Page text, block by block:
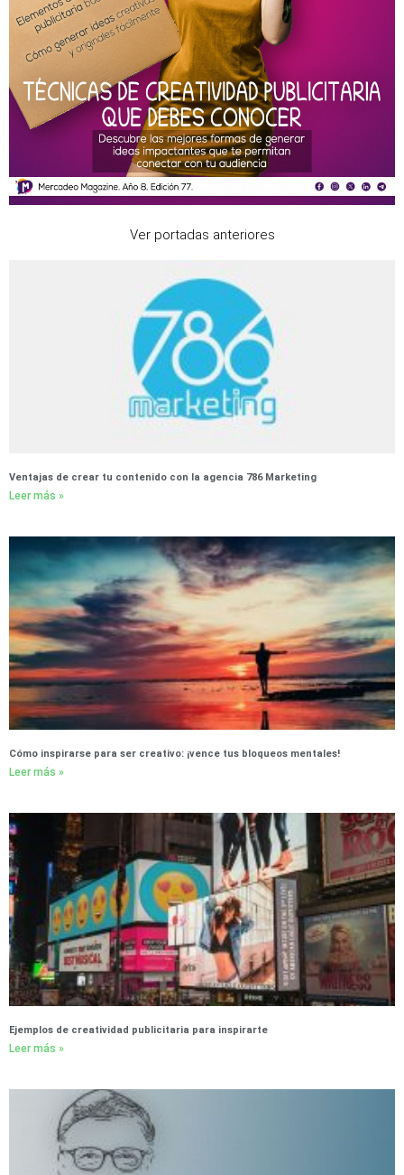
Ver portadas anteriores
Ventajas de crear tu contenido con la agencia 786 Marketing
Leer más »
Cómo inspirarse para ser creativo: ¡vence tus bloqueos mentales!
Leer más »
Ejemplos de creatividad publicitaria para inspirarte
Leer más »